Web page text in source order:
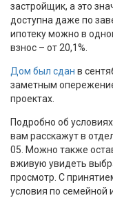
застройщик, а это
доступна даже по
ипотеку можно в
взнос – от 20,1%.
Дом был сдан в
заметным
проектах.
Подробно об
вам расскажут в
05. Можно также
вживую увидеть
просмотр. С
условия по семейной